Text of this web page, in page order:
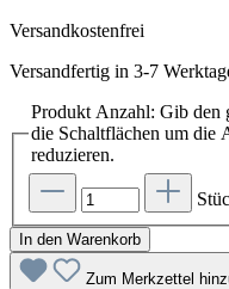
Versandkostenfrei
Versandfertig in 3-7
Produkt Anzahl: Gib den
die Schaltflächen um die
reduzieren.
In den Warenkorb
Zum Merkzettel